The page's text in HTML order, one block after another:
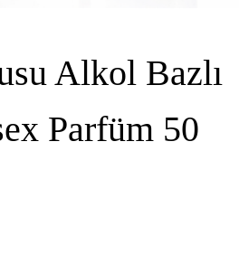
Alkol Bazlı
Parfüm 50